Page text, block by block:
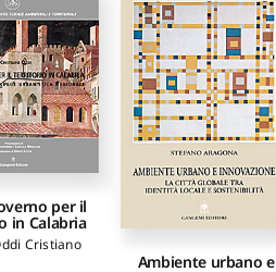
per il
in Calabria
Cristiano
Ambiente urbano e